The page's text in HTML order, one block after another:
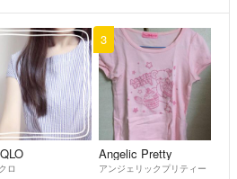
ロ
3
Angelic Pretty
アンジェリックプリティー